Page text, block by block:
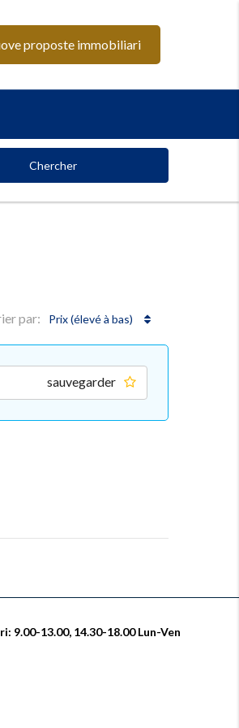
proposte immobiliari
Chercher
par: Prix ​​(élevé à bas)
sauvegarder
9.00-13.00, 14.30-18.00 Lun-Ven